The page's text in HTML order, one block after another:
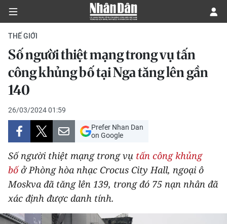
CHÍNH TRỊ
KINH TẾ
VĂN HÓA
XÃ HỘI
PHÁP LUẬT
DU LỊCH
THẾ GIỚI
THẾ GIỚI
Số người thiệt mạng trong vụ tấn
công khủng bố tại Nga tăng lên gần
140
26/03/2024 01:59
Prefer Nhan Dan
on Google
Số người thiệt mạng trong vụ tấn công khủng
bốở Phòng hòa nhạc Crocus City Hall, ngoại ô
Moskva đã tăng lên 139, trong đó 75 nạn nhân đã
xác định được danh tính.